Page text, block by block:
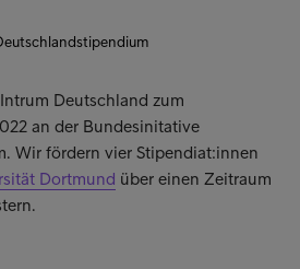
Deutschland zum
an der Bundesinitative
Wir fördern vier Stipendiat:innen
Dortmund über einen Zeitraum